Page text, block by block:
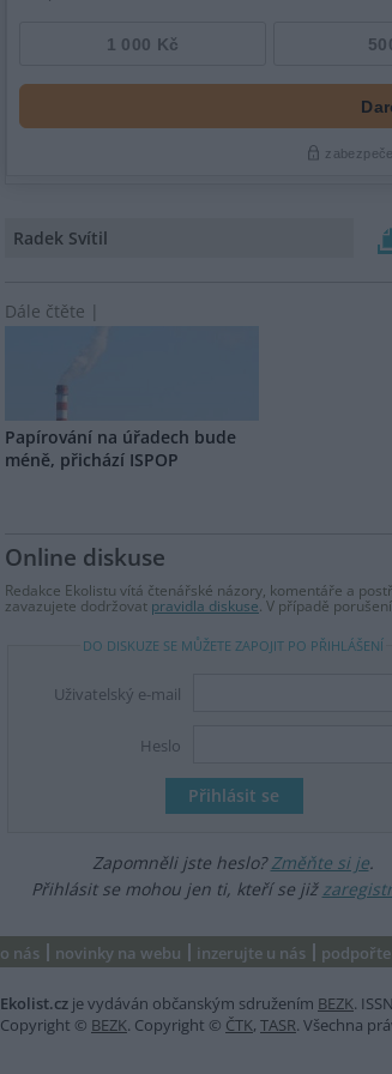
Radek Svítil
Dále čtěte |
Papírování na úřadech bude
méně, přichází ISPOP
Online diskuse
Redakce Ekolistu vítá čtenářské názory, komentáře a
zavazujete dodržovat pravidla diskuse . V případě
DO DISKUZE SE MŮŽETE ZAPOJIT PO PŘIHLÁŠENÍ
Uživatelský e-mail
Heslo
Zapomněli jste heslo?Změňte si je.
Přihlásit se mohou jen ti, kteří se již
o nás novinky na webu inzerujte u nás
Ekolist.cz je vydáván občanským sdružením BEZK.
Copyright © BEZK. Copyright © ČTK, TASR. Všechna